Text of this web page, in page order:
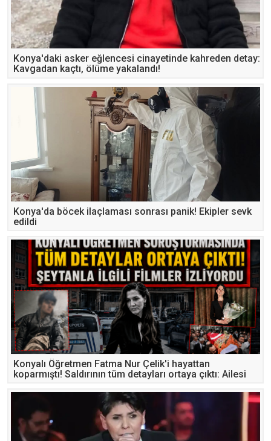
Konya'daki asker eğlencesi cinayetinde kahreden detay:
Kavgadan kaçtı, ölüme yakalandı!
Konya'da böcek ilaçlaması sonrası panik! Ekipler sevk
edildi
Konyalı Öğretmen Fatma Nur Çelik'i hayattan
koparmıştı! Saldırının tüm detayları ortaya çıktı: Ailesi